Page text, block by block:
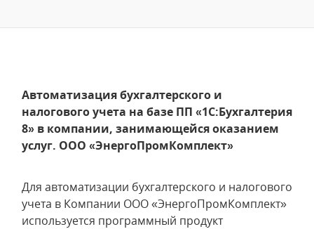
Автоматизация бухгалтерского и
налогового учета на базе ПП «1С:Бухгалтерия
8» в компании, занимающейся оказанием
услуг. ООО «ЭнергоПромКомплект»
Для автоматизации бухгалтерского и налогового
учета в Компании ООО «ЭнергоПромКомплект»
используется программный продукт